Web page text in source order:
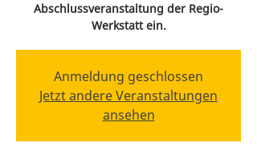
Abschlussveranstaltung der Regio-
Werkstatt ein.
Anmeldung geschlossen
Jetzt andere Veranstaltungen
ansehen